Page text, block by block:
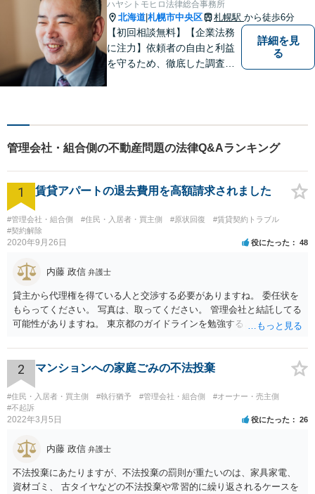
日・夜間相談可】【子連れ相
談可】【完全個室相談】
ハヤシトモヒロ法律総合事務所
北海道 札幌市中央区 札幌駅 から徒歩6分
【初回相談無料】【企業法務
に注力】依頼者の自由と利益
を守るため、徹底した調査・
やすい説明をすること、動き
のあった都度の報告をして、
依頼者の不安や疑問の解消に
努めています。
詳細を見
る
管理会社・組合側の不動産問題の法律Q&Aランキング
1 賃貸アパートの退去費用を高額請求されました
#管理会社・組合側 #住民・入居者・買主側 #原状回復
#賃貸契約トラブル
#契約解除
2020年9月26日 役にたった 48
内藤 政信 弁護士
貸主から代理権を得ている人と交渉する必要がありますね。 委任状を
もらってください。 写真は、取ってください。 管理会社と結託してる
可能性がありますね。 東京都のガイドラインを勉強するといいでしょ
2 マンションへの家庭ごみの不法投棄
#住民・入居者・買主側 #執行猶予 #管理会社・組合側
#オーナー・売主側
#不起訴
2022年3月5日 役にたった 26
内藤 政信 弁護士
不法投棄にあたりますが、不法投棄の罰則が重たいのは、家具家電、
資材ゴミ、 古タイヤなどの不法投棄や常習的に繰り返されるケースを